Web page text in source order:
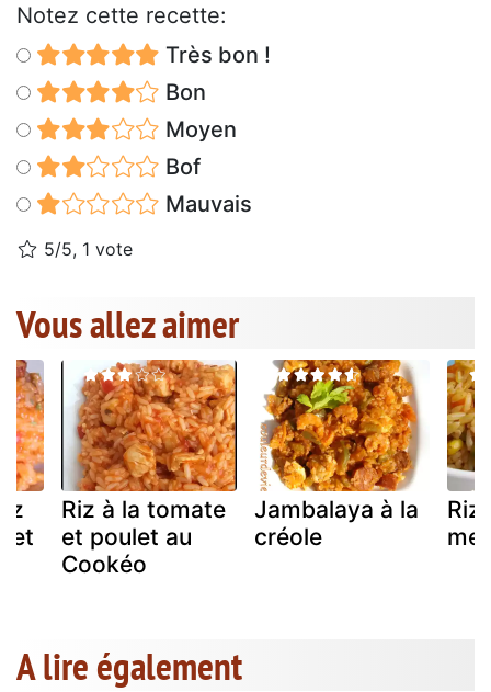
Notez cette recette:
Très bon !
Bon
Moyen
Bof
Mauvais
5/5, 1 vote
Vous allez aimer
et
Riz à la tomate
et poulet au
Cookéo
Jambalaya à la
créole
Riz
A lire également